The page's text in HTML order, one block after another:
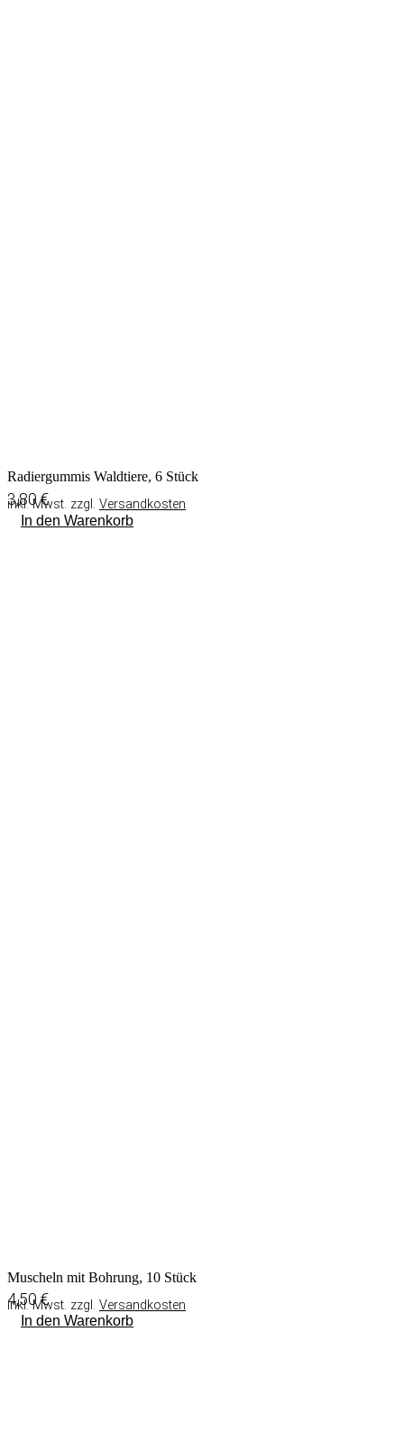
Radiergummis Waldtiere, 6 Stück
3,80€
inkl. Mwst. zzgl. Versandkosten
In den Warenkorb
Muscheln mit Bohrung, 10 Stück
4,50€
inkl. Mwst. zzgl. Versandkosten
In den Warenkorb